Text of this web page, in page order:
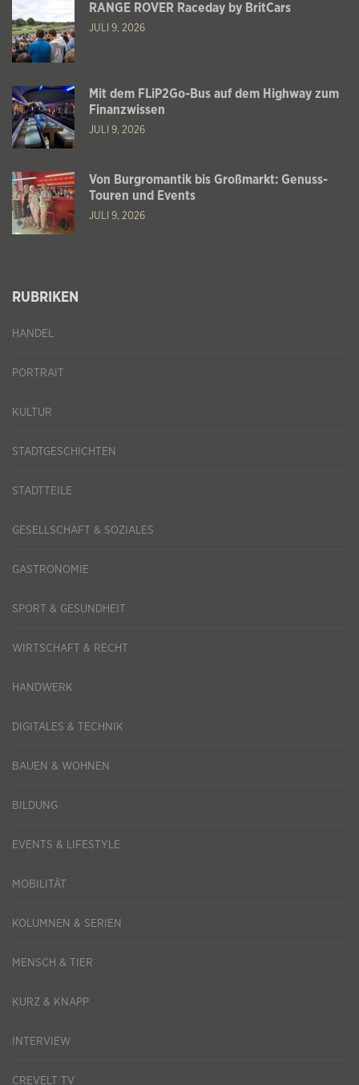
RANGE ROVER Raceday by BritCars
JULI 9, 2026
Mit dem FLiP2Go-Bus auf dem Highway zum
Finanzwissen
JULI 9, 2026
Von Burgromantik bis Großmarkt: Genuss-
Touren und Events
JULI 9, 2026
RUBRIKEN
HANDEL
PORTRAIT
KULTUR
STADTGESCHICHTEN
STADTTEILE
GESELLSCHAFT & SOZIALES
GASTRONOMIE
SPORT & GESUNDHEIT
WIRTSCHAFT & RECHT
HANDWERK
DIGITALES & TECHNIK
BAUEN & WOHNEN
BILDUNG
EVENTS & LIFESTYLE
MOBILITÄT
KOLUMNEN & SERIEN
MENSCH & TIER
KURZ & KNAPP
INTERVIEW
CREVELT TV